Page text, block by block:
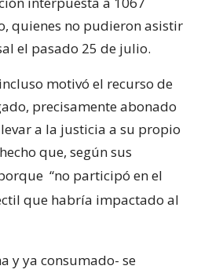
quienes no pudieron asistir
el pasado 25 de julio.
motivó el recurso de
precisamente abonado
a la justicia a su propio
que, según sus
“no participó en el
que habría impactado al
y ya consumado- se